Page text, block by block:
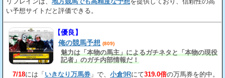
い予想サイトだと評価できる。
【優良】
俺の競馬予想 (809)
魅力は「本物の馬主」によるガチネタと「本物の現役
記者」のガチ内部情報だ！
7/18には「 いきなり万馬券 」で、 小倉9Rにて319.0倍の万馬券を的中。